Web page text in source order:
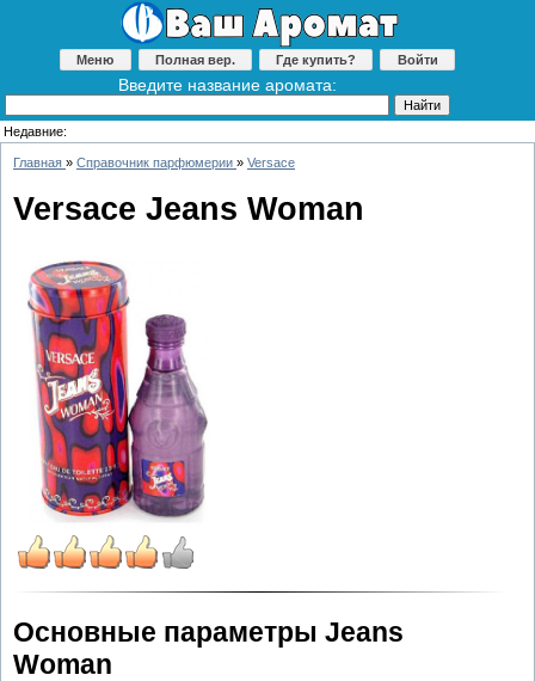
Меню Полная вер. Где купить? Войти
Введите название аромата:
Недавние:
Главная » Справочник парфюмерии » Versace
Versace Jeans Woman
Основные параметры Jeans
Woman